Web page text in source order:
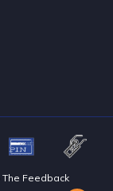
The Feedback